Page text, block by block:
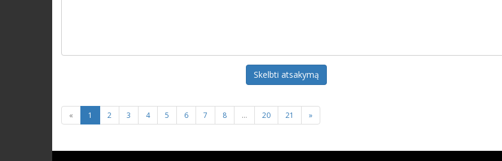
Skelbti atsakymą
« 1 2 3 4 5 6 7 8 ... 20 21 »